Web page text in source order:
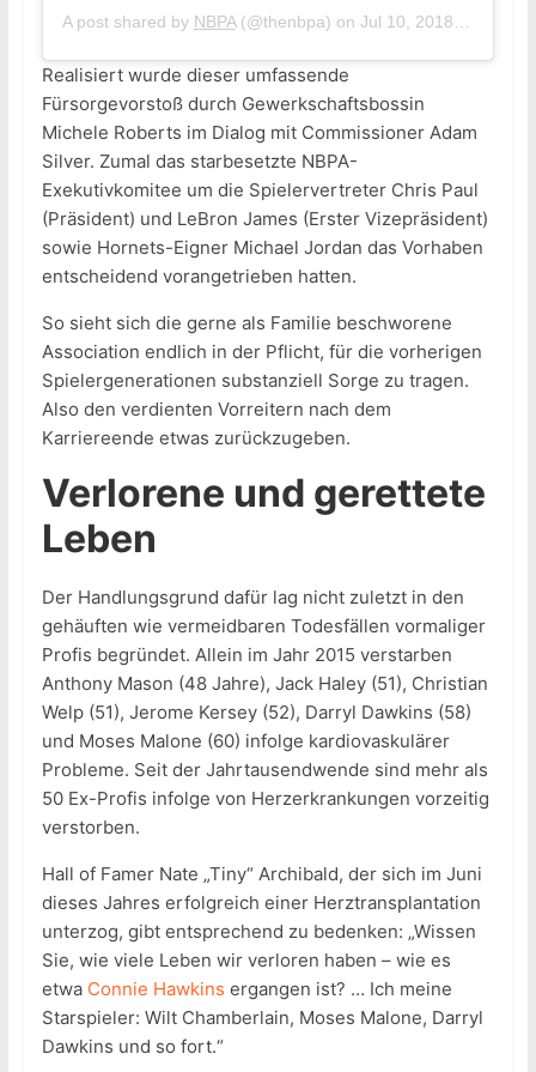
A post shared by NBPA(@thenbpa) on Jul 10, 2018 at 2:57pm PDT
Realisiert wurde dieser umfassende
Fürsorgevorstoß durch Gewerkschaftsbossin
Michele Roberts im Dialog mit Commissioner Adam
Silver. Zumal das starbesetzte NBPA-
Exekutivkomitee um die Spielervertreter Chris Paul
(Präsident) und LeBron James (Erster Vizepräsident)
sowie Hornets-Eigner Michael Jordan das Vorhaben
entscheidend vorangetrieben hatten.
So sieht sich die gerne als Familie beschworene
Association endlich in der Pflicht, für die vorherigen
Spielergenerationen substanziell Sorge zu tragen.
Also den verdienten Vorreitern nach dem
Karriereende etwas zurückzugeben.
Verlorene und gerettete
Leben
Der Handlungsgrund dafür lag nicht zuletzt in den
gehäuften wie vermeidbaren Todesfällen vormaliger
Profis begründet. Allein im Jahr 2015 verstarben
Anthony Mason (48 Jahre), Jack Haley (51), Christian
Welp (51), Jerome Kersey (52), Darryl Dawkins (58)
und Moses Malone (60) infolge kardiovaskulärer
Probleme. Seit der Jahrtausendwende sind mehr als
50 Ex-Profis infolge von Herzerkrankungen vorzeitig
verstorben.
Hall of Famer Nate „Tiny“ Archibald, der sich im Juni
dieses Jahres erfolgreich einer Herztransplantation
unterzog, gibt entsprechend zu bedenken: „Wissen
Sie, wie viele Leben wir verloren haben – wie es
etwa Connie Hawkins ergangen ist? … Ich meine
Starspieler: Wilt Chamberlain, Moses Malone, Darryl
Dawkins und so fort.“